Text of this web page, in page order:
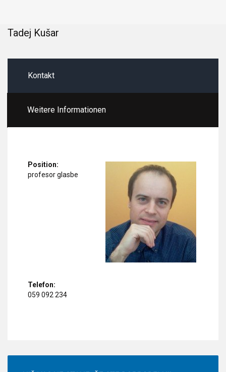
Tadej Kušar
Kontakt
Weitere Informationen
Position:
profesor glasbe
Telefon:
059 092 234